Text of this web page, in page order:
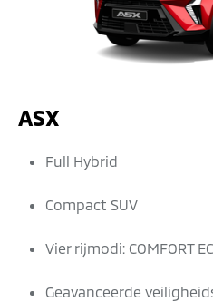
ASX
Full Hybrid
Compact SUV
Vier rijmodi: COMFORT
Geavanceerde